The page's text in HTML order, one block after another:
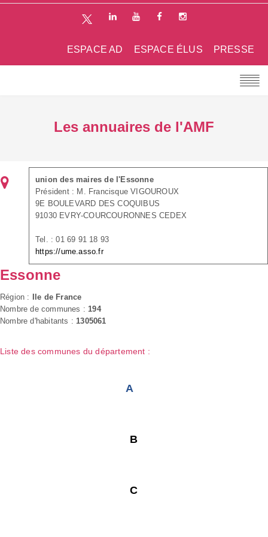
PRESSE
ESPACE ÉLUS
ESPACE AD
Les annuaires de l'AMF
union des maires de l'Essonne
Président : M. Francisque VIGOUROUX
9E BOULEVARD DES COQUIBUS
91030 EVRY-COURCOURONNES CEDEX
Tel. : 01 69 91 18 93
https://ume.asso.fr
Essonne
Région : Ile de France
Nombre de communes : 194
Nombre d'habitants : 1305061
Liste des communes du département :
A
B
C